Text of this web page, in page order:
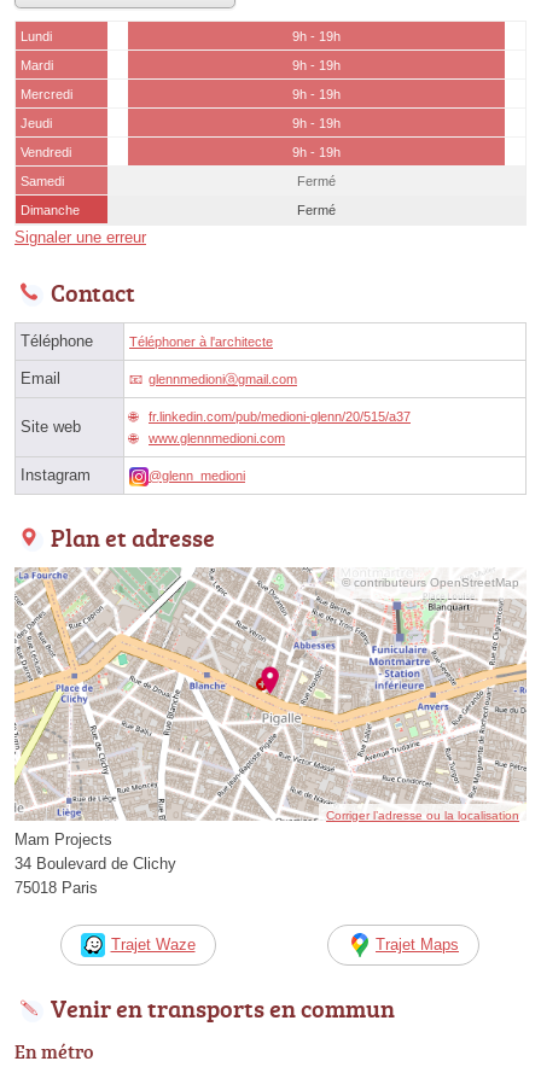
Lundi
9h - 19h
Mardi
9h - 19h
Mercredi
9h - 19h
Jeudi
9h - 19h
Vendredi
9h - 19h
Samedi
Fermé
Dimanche
Fermé
Signaler une erreur
Contact
Téléphone Téléphoner à l'architecte
Email glennmedioniⓐgmail.com
Site web
fr.linkedin.com/pub/medioni-glenn/20/515/a37
www.glennmedioni.com
Instagram @glenn_medioni
Plan et adresse
© contributeurs OpenStreetMap
Corriger l’adresse ou la localisation
Mam Projects
34 Boulevard de Clichy
75018 Paris
Trajet Waze Trajet Maps
Venir en transports en commun
En métro